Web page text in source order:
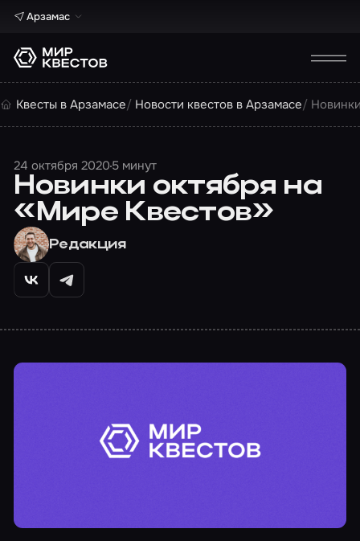
Арзамас
Квесты в Арзамасе Новости квестов в Арзамасе
24 октября 20205 минут
Новинки октября на
«Мире Квестов»
Редакция